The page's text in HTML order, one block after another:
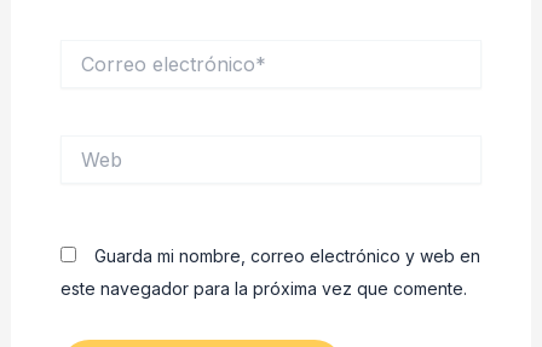
electrónico*
Guarda mi nombre, correo electrónico y web en
este navegador para la próxima vez que comente.